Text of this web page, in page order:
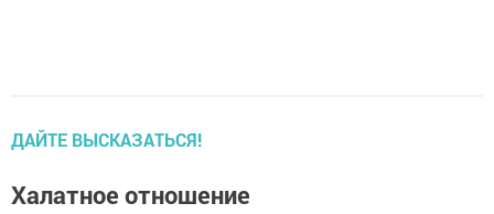
ДАЙТЕ ВЫСКАЗАТЬСЯ!
Халатное отношение